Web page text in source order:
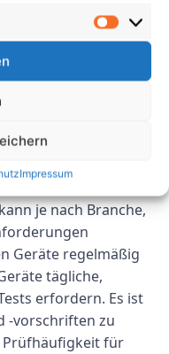
Impressum
verringern, die
von
gewährleisten.
je nach Branche,
Geräte regelmäßig
tägliche,
erfordern. Es ist
-vorschriften zu
Prüfhäufigkeit für